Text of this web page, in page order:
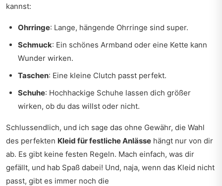
kannst:
Ohrringe: Lange, hängende Ohrringe sind super.
Schmuck: Ein schönes Armband oder eine Kette kann
Wunder wirken.
Taschen: Eine kleine Clutch passt perfekt.
Schuhe: Hochhackige Schuhe lassen dich größer
wirken, ob du das willst oder nicht.
Schlussendlich, und ich sage das ohne Gewähr, die Wahl
des perfekten Kleid für festliche Anlässe hängt nur von dir
ab. Es gibt keine festen Regeln. Mach einfach, was dir
gefällt, und hab Spaß dabei! Und, naja, wenn das Kleid nicht
passt, gibt es immer noch die